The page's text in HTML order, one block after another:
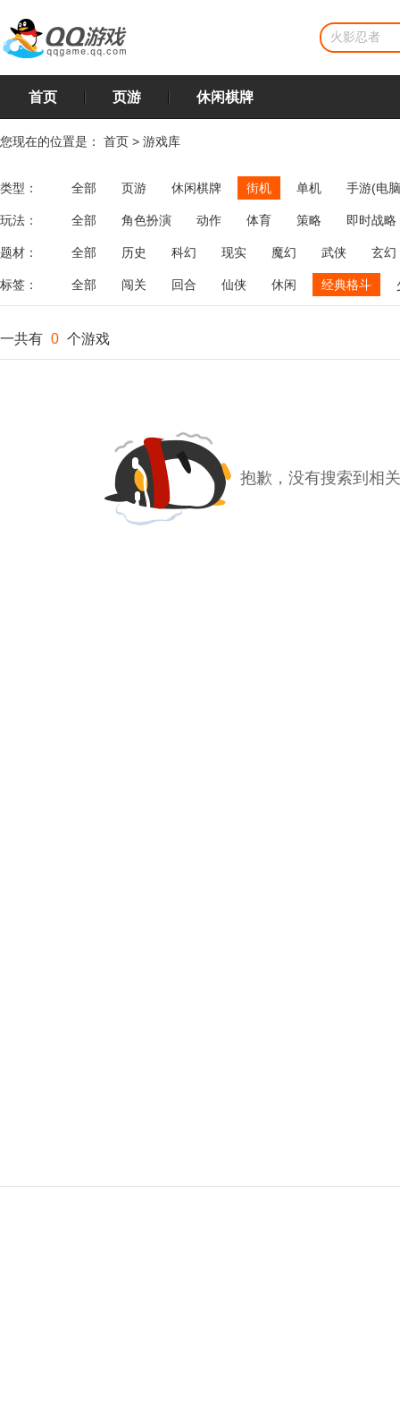
首页 页游 休闲棋牌
您现在的位置是： 首页 > 游戏库
类型： 全部 页游 休闲棋牌 街机 单机 手游(电
玩法： 全部 角色扮演 动作 体育 策略
即时战略
飞行
恋爱 第三人称射击 棋类 牌类 麻将
题材： 全部 历史 科幻 现实 魔幻 武侠 玄幻
标签： 全部 闯关 回合 仙侠 休闲 经典格斗
一共有 0 个游戏
抱歉，没有搜索到相